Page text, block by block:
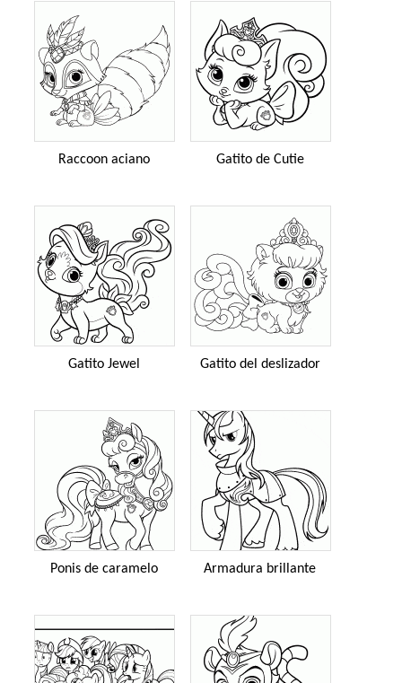
Raccoon aciano Gatito de Cutie
Gatito Jewel Gatito del deslizador
Ponis de caramelo Armadura brillante